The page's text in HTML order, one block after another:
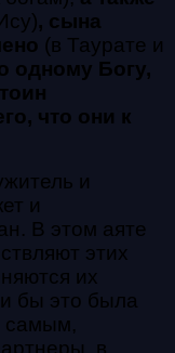
, сына
(в Таурате и
одному Богу,
что они к
и
и
В этом аяте
этих
их
бы это была
самым,
в